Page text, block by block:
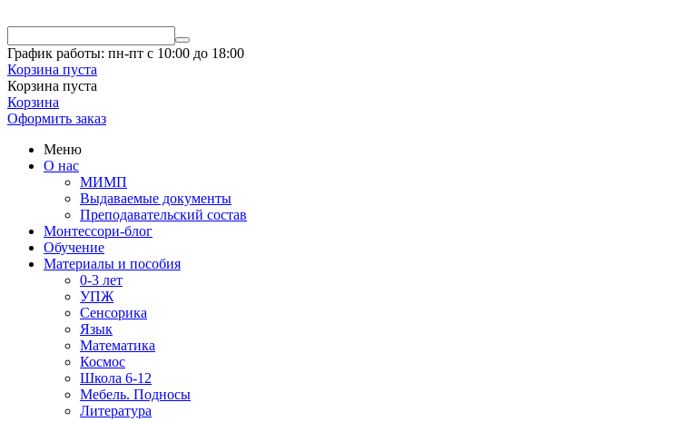
График работы: пн-пт с 10:00 до 18:00
Корзина пуста
Корзина пуста
Корзина
Оформить заказ
Меню
О нас
МИМП
Выдаваемые документы
Преподавательский состав
Монтессори-блог
Обучение
Материалы и пособия
0-3 лет
УПЖ
Сенсорика
Язык
Математика
Космос
Школа 6-12
Мебель. Подносы
Литература